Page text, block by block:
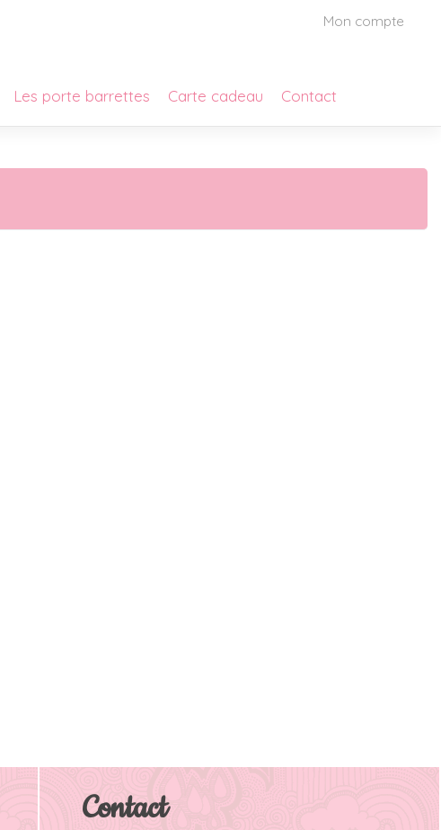
Mon compte
Les porte barrettes Carte cadeau Contact
Contact